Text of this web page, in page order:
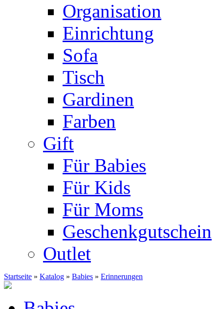
Organisation
Einrichtung
Sofa
Tisch
Gardinen
Farben
Gift
Für Babies
Für Kids
Für Moms
Geschenkgutschein
Outlet
Startseite » Katalog » Babies » Erinnerungen